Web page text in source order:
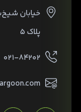
خیابان
پلاک ۵
۰۲۱-۸۴۲۰۲